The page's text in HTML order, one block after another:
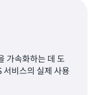
가속화하는 데 도
비스의 실제 사용